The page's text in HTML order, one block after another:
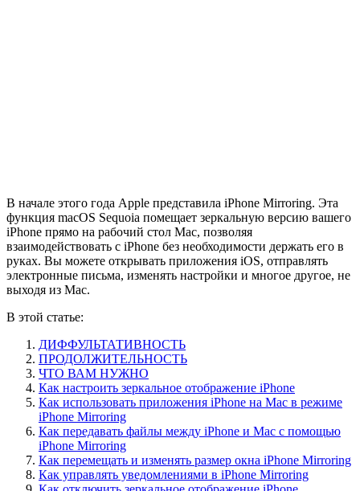
В начале этого года Apple представила iPhone Mirroring. Эта
функция macOS Sequoia помещает зеркальную версию вашего
iPhone прямо на рабочий стол Mac, позволяя
взаимодействовать с iPhone без необходимости держать его в
руках. Вы можете открывать приложения iOS, отправлять
электронные письма, изменять настройки и многое другое, не
выходя из Mac.
В этой статье:
ДИФФУЛЬТАТИВНОСТЬ
ПРОДОЛЖИТЕЛЬНОСТЬ
ЧТО ВАМ НУЖНО
Как настроить зеркальное отображение iPhone
Как использовать приложения iPhone на Mac в режиме
iPhone Mirroring
Как передавать файлы между iPhone и Mac с помощью
iPhone Mirroring
Как перемещать и изменять размер окна iPhone Mirroring
Как управлять уведомлениями в iPhone Mirroring